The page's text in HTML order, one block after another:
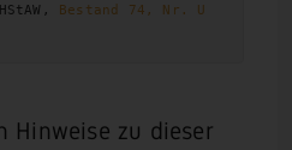
Bestand 74, Nr. U
Hinweise zu dieser